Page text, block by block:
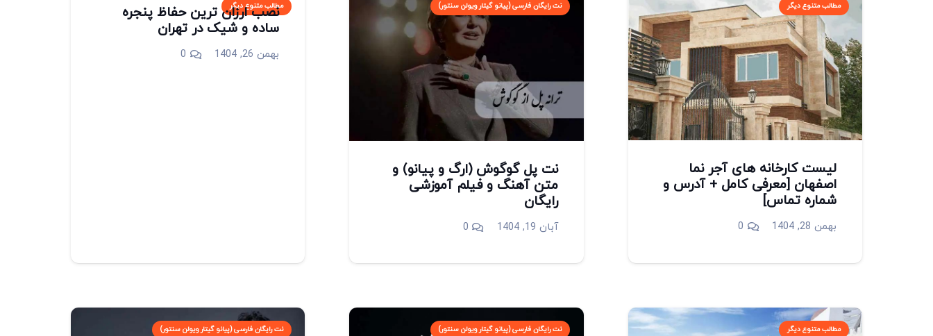
مطالب متنوع دیگر
لیست کارخانه های آجر نما
اصفهان [معرفی کامل + آدرس و
شماره تماس]
بهمن 28, 1404 0
نت رایگان فارسی (پیانو گیتار ویولن سنتور)
نت پل گوگوش (ارگ و پیانو) و
متن آهنگ و فیلم آموزشی
رایگان
آبان 19, 1404 0
مطالب متنوع دیگر
نصب ارزان‌ ترین حفاظ پنجره
ساده و شیک در تهران
بهمن 26, 1404 0
مطالب متنوع دیگر نت رایگان فارسی (پیانو گیتار ویولن سنتور) نت رایگان فارسی (پیانو گیتار ویولن سنتور)